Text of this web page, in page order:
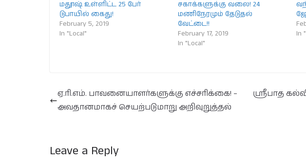
மதூஷ் உள்ளிட்ட 25 பேர்
டுபாயில் கைது!
February 5, 2019
In "Local"
சகாக்களுக்கு வலை! 24
மணிநேரமும் தேடுதல்
வேட்டை!!
February 17, 2019
In "Local"
In
ஏ.ரி.எம். பாவனையாளர்களுக்கு எச்சரிக்கை! –
அவதானமாகச் செயற்படுமாறு அறிவுறுத்தல்
ஸ்ரீபாத
Leave a Reply